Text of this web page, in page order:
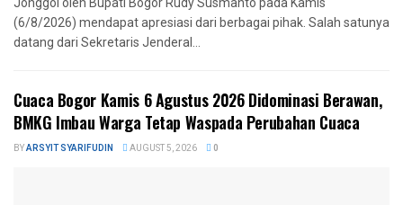
(6/8/2026) mendapat apresiasi dari berbagai pihak. Salah satunya
datang dari Sekretaris Jenderal...
Cuaca Bogor Kamis 6 Agustus 2026 Didominasi Berawan,
BMKG Imbau Warga Tetap Waspada Perubahan Cuaca
BYARSYIT SYARIFUDIN AUGUST 5, 2026 0